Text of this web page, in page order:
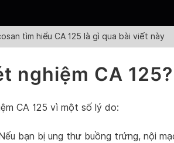
tìm hiểu CA 125 là gì qua bài viết này
nghiệm CA 125?
CA 125 vì một số lý do:
Nếu bạn bị ung thư buồng trứng, nội